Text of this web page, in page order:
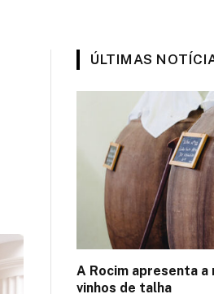
ÚLTIMAS
A Rocim apresenta a
vinhos de talha